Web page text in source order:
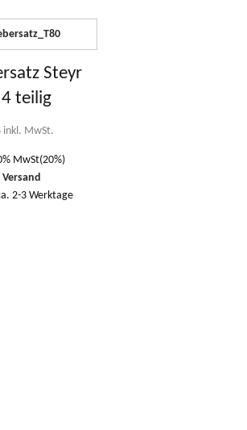
Steyr
teilig
inkl. MwSt.
MwSt(20%)
Versand
2-3 Werktage